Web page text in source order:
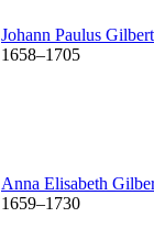
Johann Paulus Gilbert
1658–1705
Anna Elisabeth
1659–1730